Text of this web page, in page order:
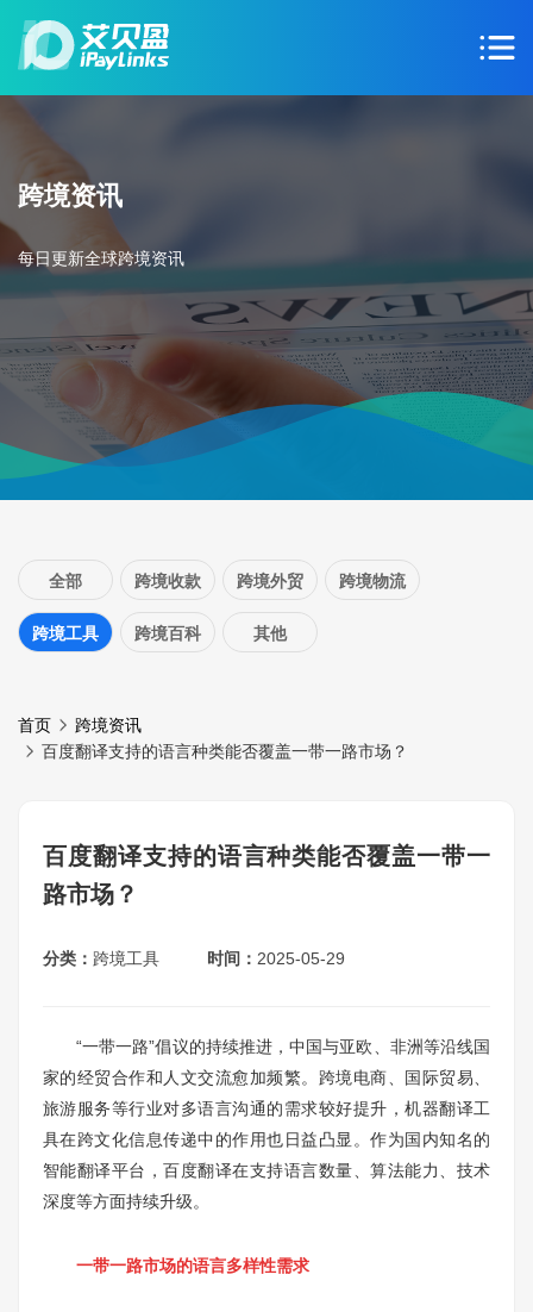
跨境资讯
每日更新全球跨境资讯
全部 跨境收款 跨境外贸 跨境物流
跨境工具 跨境百科 其他
首页
跨境资讯
百度翻译支持的语言种类能否覆盖一带一路市场？
百度翻译支持的语言种类能否覆盖一带一
路市场？
分类： 跨境工具 时间： 2025-05-29
“一带一路”倡议的持续推进，中国与亚欧、非洲等沿线国
家的经贸合作和人文交流愈加频繁。跨境电商、国际贸易、
旅游服务等行业对多语言沟通的需求较好提升，机器翻译工
具在跨文化信息传递中的作用也日益凸显。作为国内知名的
智能翻译平台，百度翻译在支持语言数量、算法能力、技术
深度等方面持续升级。
一带一路市场的语言多样性需求